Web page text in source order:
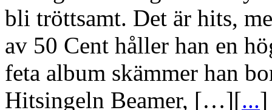
Det här är tighta refränger
vanligt när det gäller
bli tröttsamt. Det är hits,
av 50 Cent håller han en